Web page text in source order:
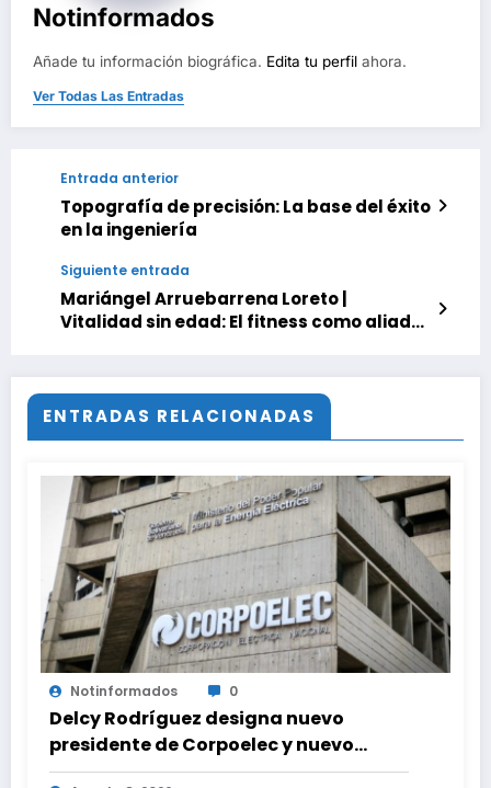
Notinformados
Añade tu información biográfica. Edita tu perfil ahora.
Ver Todas Las Entradas
Entrada anterior
Topografía de precisión: La base del éxito
en la ingeniería
Siguiente entrada
Mariángel Arruebarrena Loreto |
Vitalidad sin edad: El fitness como aliado
ENTRADAS RELACIONADAS
Notinformados 0
Delcy Rodríguez designa nuevo
presidente de Corpoelec y nuevo
viceministro de Servicios Eléctricos